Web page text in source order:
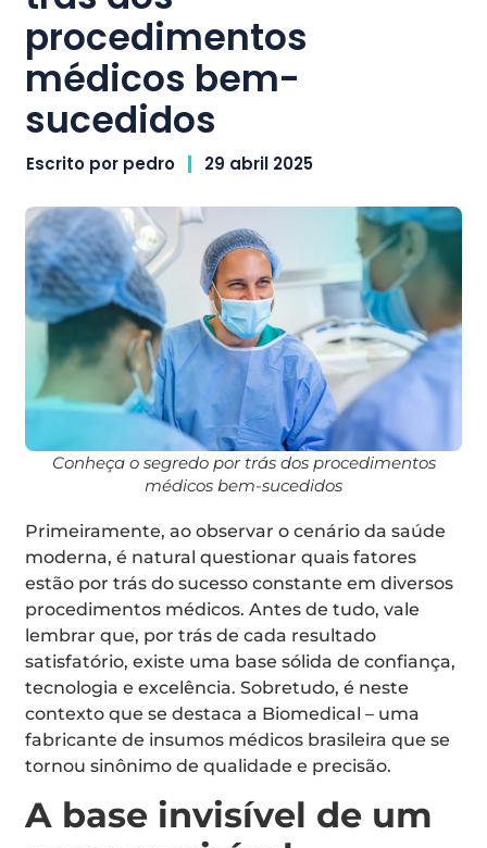
procedimentos
médicos bem-
sucedidos
Escrito por pedro 29 abril 2025
Conheça o segredo por trás dos procedimentos
médicos bem-sucedidos
Primeiramente, ao observar o cenário da saúde
moderna, é natural questionar quais fatores
estão por trás do sucesso constante em diversos
procedimentos médicos. Antes de tudo, vale
lembrar que, por trás de cada resultado
satisfatório, existe uma base sólida de confiança,
tecnologia e excelência. Sobretudo, é neste
contexto que se destaca a Biomedical – uma
fabricante de insumos médicos brasileira que se
tornou sinônimo de qualidade e precisão.
A base invisível de um